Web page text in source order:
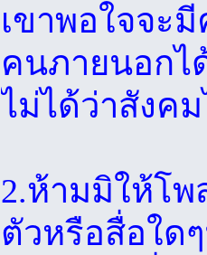
เขาพอใจจะ
คนภายนอกไ
ไม่ได้ว่าสังค
2.ห้ามมิให้โ
ตัวหรือสื่อใด